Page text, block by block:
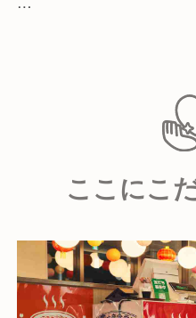
いキャリアアップが可能
ここにこ